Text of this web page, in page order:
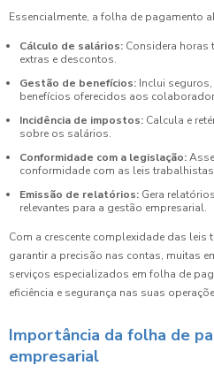
Essencialmente, a folha de pagamento
Cálculo de salários: Considera
extras e descontos.
Gestão de benefícios: Inclui
benefícios oferecidos aos
Incidência de impostos: Calcula e
sobre os salários.
Conformidade com a legislação:
conformidade com as leis
Emissão de relatórios: Gera
relevantes para a gestão empresarial.
Com a crescente complexidade das leis
garantir a precisão nas contas, muitas
serviços especializados em folha de
eficiência e segurança nas suas
Importância da folha de
empresarial